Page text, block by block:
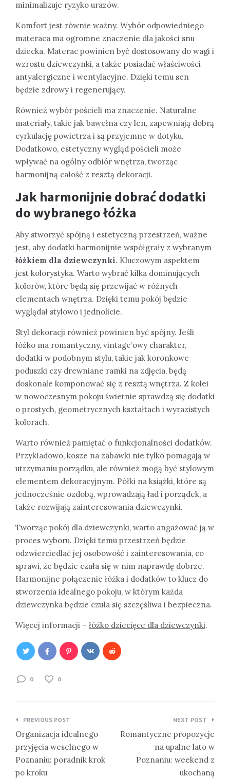
minimalizuje ryzyko urazów.
Komfort jest równie ważny. Wybór odpowiedniego
materaca ma ogromne znaczenie dla jakości snu
dziecka. Materac powinien być dostosowany do wagi i
wzrostu dziewczynki, a także posiadać właściwości
antyalergiczne i wentylacyjne. Dzięki temu sen
będzie zdrowy i regenerujący.
Również wybór pościeli ma znaczenie. Naturalne
materiały, takie jak bawełna czy len, zapewniają dobrą
cyrkulację powietrza i są przyjemne w dotyku.
Dodatkowo, estetyczny wygląd pościeli może
wpływać na ogólny odbiór wnętrza, tworząc
harmonijną całość z resztą dekoracji.
Jak harmonijnie dobrać dodatki
do wybranego łóżka
Aby stworzyć spójną i estetyczną przestrzeń, ważne
jest, aby dodatki harmonijnie współgrały z wybranym
łóżkiem dla dziewczynki. Kluczowym aspektem
jest kolorystyka. Warto wybrać kilka dominujących
kolorów, które będą się przewijać w różnych
elementach wnętrza. Dzięki temu pokój będzie
wyglądał stylowo i jednolicie.
Styl dekoracji również powinien być spójny. Jeśli
łóżko ma romantyczny, vintage’owy charakter,
dodatki w podobnym stylu, takie jak koronkowe
poduszki czy drewniane ramki na zdjęcia, będą
doskonale komponować się z resztą wnętrza. Z kolei
w nowoczesnym pokoju świetnie sprawdzą się dodatki
o prostych, geometrycznych kształtach i wyrazistych
kolorach.
Warto również pamiętać o funkcjonalności dodatków.
Przykładowo, kosze na zabawki nie tylko pomagają w
utrzymaniu porządku, ale również mogą być stylowym
elementem dekoracyjnym. Półki na książki, które są
jednocześnie ozdobą, wprowadzają ład i porządek, a
także rozwijają zainteresowania dziewczynki.
Tworząc pokój dla dziewczynki, warto angażować ją w
proces wyboru. Dzięki temu przestrzeń będzie
odzwierciedlać jej osobowość i zainteresowania, co
sprawi, że będzie czuła się w nim naprawdę dobrze.
Harmonijne połączenie łóżka i dodatków to klucz do
stworzenia idealnego pokoju, w którym każda
dziewczynka będzie czuła się szczęśliwa i bezpieczna.
Więcej informacji – łóżko dziecięce dla dziewczynki.
0 0
Nawigacja
wpisu
PREVIOUS POST
Organizacja idealnego
przyjęcia weselnego w
Poznaniu: poradnik krok
po kroku
NEXT POST
Romantyczne propozycje
na upalne lato w
Poznaniu: weekend z
ukochaną